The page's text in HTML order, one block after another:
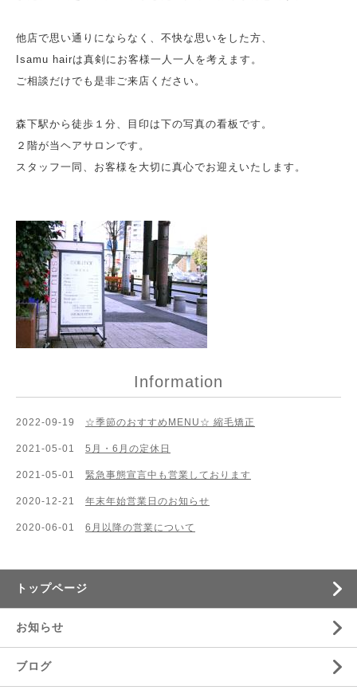
他店で思い通りにならなく、不快な思いをした方、
Isamu hairは真剣にお客様一人一人を考えます。
ご相談だけでも是非ご来店ください。
森下駅から徒歩１分、目印は下の写真の看板です。
２階が当ヘアサロンです。
スタッフ一同、お客様を大切に真心でお迎えいたします。
Information
2022-09-19 ☆季節のおすすめMENU☆ 縮毛矯正
2021-05-01 5月・6月の定休日
2021-05-01 緊急事態宣言中も営業しております
2020-12-21 年末年始営業日のお知らせ
2020-06-01 6月以降の営業について
トップページ
お知らせ
ブログ